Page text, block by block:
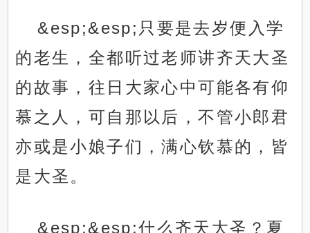
&esp;&esp;只要是去岁便入学
的老生，全都听过老师讲齐天大圣
的故事，往日大家心中可能各有仰
慕之人，可自那以后，不管小郎君
亦或是小娘子们，满心钦慕的，皆
是大圣。
&esp;&esp;什么齐天大圣？夏